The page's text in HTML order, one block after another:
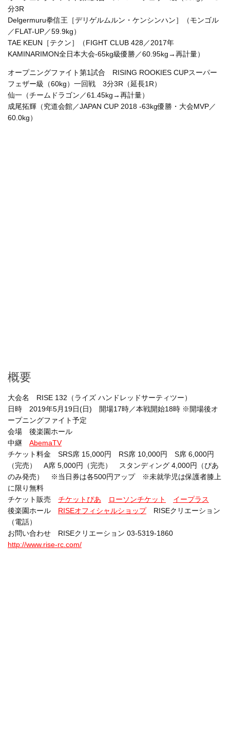
分3R
Delgermuru拳信王［デリゲルムルン・ケンシンハン］（モンゴル
／FLAT-UP／59.9kg）
TAE KEUN［テクン］（FIGHT CLUB 428／2017年
KAMINARIMON全日本大会-65kg級優勝／60.95kg→再計量）
オープニングファイト第1試合 RISING ROOKIES CUPスーパー
フェザー級（60kg）一回戦 3分3R（延長1R）
仙一（チームドラゴン／61.45kg→再計量）
成尾拓輝（究道会館／JAPAN CUP 2018 -63kg優勝・大会MVP／
60.0kg）
概要
大会名 RISE 132（ライズ ハンドレッドサーティツー）
日時 2019年5月19日(日) 開場17時／本戦開始18時 ※開場後オ
ープニングファイト予定
会場 後楽園ホール
中継 AbemaTV
チケット料金 SRS席 15,000円 RS席 10,000円 S席 6,000円
（完売） A席 5,000円（完売） スタンディング 4,000円（ぴあ
のみ発売） ※当日券は各500円アップ ※未就学児は保護者膝上
に限り無料
チケット販売 チケットぴあ ローソンチケット
イープラス
後楽園ホール RISEオフィシャルショップRISEクリエーション
（電話）
お問い合わせ RISEクリエーション 03-5319-1860
http://www.rise-rc.com/